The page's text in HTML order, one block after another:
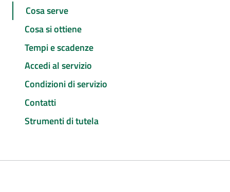
Cosa serve
Cosa si ottiene
Tempi e scadenze
Accedi al servizio
Condizioni di servizio
Contatti
Strumenti di tutela